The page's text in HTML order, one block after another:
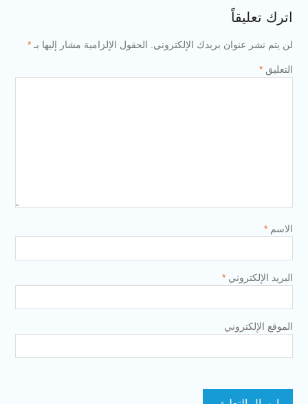
اترك تعليقاً
لن يتم نشر عنوان بريدك الإلكتروني. الحقول الإلزامية مشار إليها بـ *
التعليق *
الاسم *
البريد الإلكتروني *
الموقع الإلكتروني